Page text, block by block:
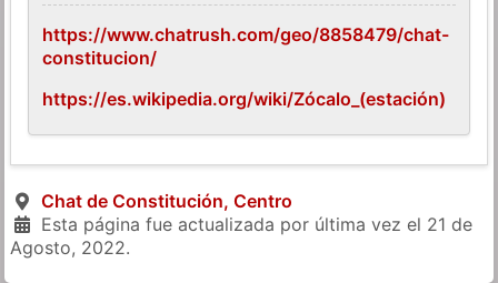
https://www.chatrush.com/geo/8858479/chat-
constitucion/
https://es.wikipedia.org/wiki/Zócalo_(estación)
Chat de Constitución, Centro
Esta página fue actualizada por última vez el 21 de
Agosto, 2022.